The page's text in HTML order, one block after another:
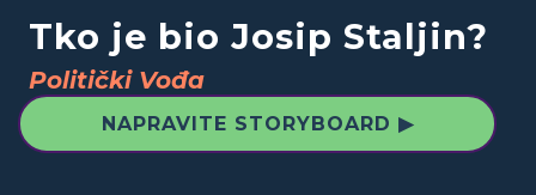
Tko je bio Josip Staljin?
Politički Vođa
NAPRAVITE STORYBOARD ▶